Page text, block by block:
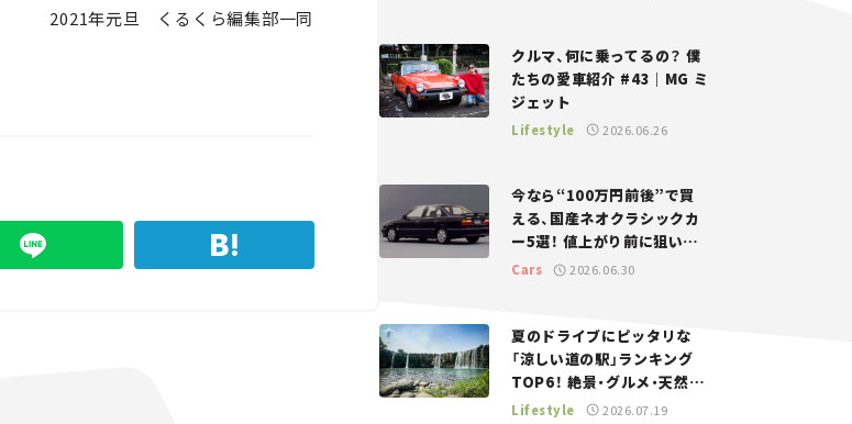
2021年元旦 くるくら編集部一同
クルマ、何に乗ってるの？ 僕
たちの愛車紹介 #43｜MG ミ
ジェット
Lifestyle 2026.06.26
今なら“100万円前後”で買
える、国産ネオクラシックカ
ー5選！ 値上がり前に狙いた
い、中古車探しをお手伝い――ち
Cars 2026.06.30
夏のドライブにピッタリな
「涼しい道の駅」ランキング
TOP6！ 絶景・グルメ・天然ク
ーラーなど、避暑におすすめ
Lifestyle 2026.07.19